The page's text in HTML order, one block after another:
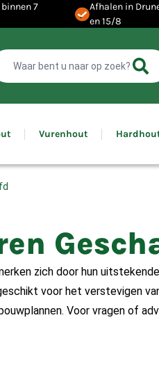
7
Afhalen in
en 15/8
Vurenhout
zich door hun
voor het verstevigen
Voor vragen of